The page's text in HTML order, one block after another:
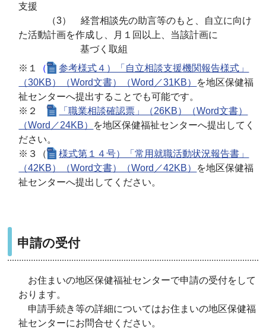
支援
（3） 経営相談先の助言等のもと、自立に向け
た活動計画を作成し、月１回以上、当該計画に
基づく取組
※１
（
参考様式４）「自立相談支援機関報告様式」
（30KB）（Word文書）（Word／31KB） を地区保健福
祉センターへ提出することでも可能です。
※２
「職業相談確認票」（26KB）（Word文書）
（Word／24KB） を地区保健福祉センターへ提出してく
ださい。
※３（
様式第１４号）「常用就職活動状況報告書」
（42KB）（Word文書）（Word／42KB） を地区保健福
祉センターへ提出してください。
申請の受付
お住まいの地区保健福祉センターで申請の受付をして
おります。
申請手続き等の詳細についてはお住まいの地区保健福
祉センターにお問合せください。